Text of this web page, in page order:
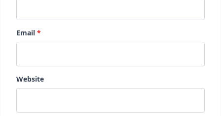
Email *
Website